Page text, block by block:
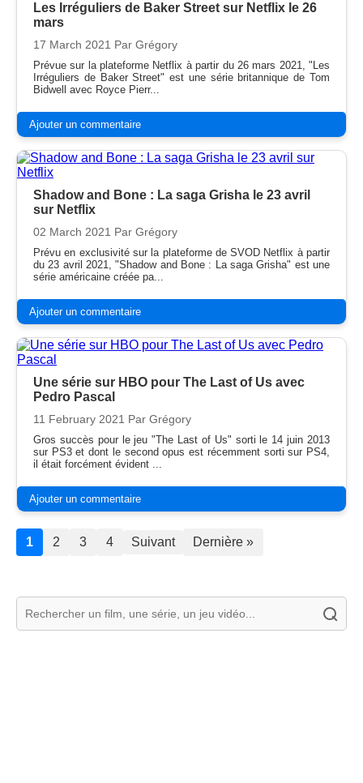
Les Irréguliers de Baker Street sur Netflix le 26
mars
17 March 2021 Par Grégory
Prévue sur la plateforme Netflix à partir du 26 mars 2021, "Les
Irréguliers de Baker Street" est une série britannique de Tom
Bidwell avec Royce Pierr...
Ajouter un commentaire
Shadow and Bone : La saga Grisha le 23 avril
sur Netflix
02 March 2021 Par Grégory
Prévu en exclusivité sur la plateforme de SVOD Netflix à partir
du 23 avril 2021, "Shadow and Bone : La saga Grisha" est une
série américaine créée pa...
Ajouter un commentaire
Une série sur HBO pour The Last of Us avec
Pedro Pascal
11 February 2021 Par Grégory
Gros succès pour le jeu "The Last of Us" sorti le 14 juin 2013
sur PS3 et dont le second opus est récemment sorti sur PS4,
il était forcément évident ...
Ajouter un commentaire
1 2 3 4 Suivant Dernière »